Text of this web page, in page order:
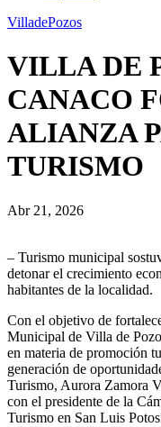
VilladePozos
VILLA DE
CANACO
ALIANZA
TURISMO
Abr 21, 2026
– Turismo municipal
detonar el crecimiento
habitantes de la localidad.
Con el objetivo de
Municipal de Villa de
en materia de promoción
generación de
Turismo, Aurora Zamora
con el presidente de la
Turismo en San Luis